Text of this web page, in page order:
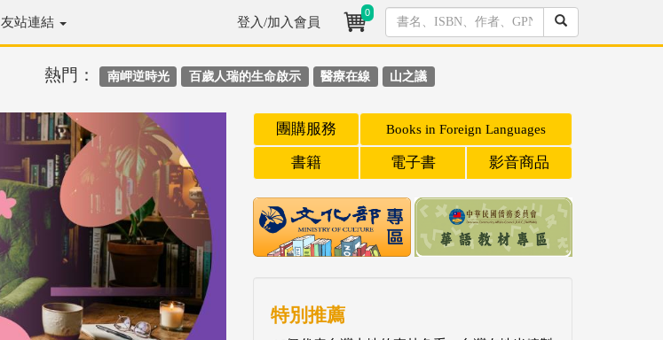
友站連結 登入/加入會員
0
熱門： 南岬逆時光 百歲人瑞的生命啟示 醫療在線 山之議
團購服務 Books in Foreign Languages
書籍 電子書 影音商品
特別推薦